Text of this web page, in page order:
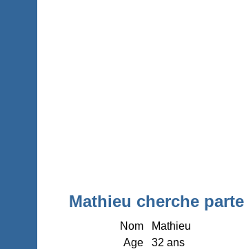
Mathieu cherche
Nom
Mathieu
Age
32 ans